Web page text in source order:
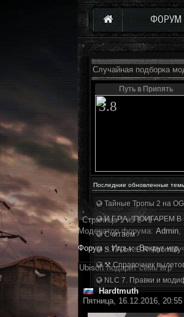
ФОРУМ
Случайная подборка
Путь в Припять
3.8
Последние обновленные
Тайные Тропы 2 на
И.Г.Р.А. "ПОИГАРЕМ В
Считаем
S.T.A.L.K.E.R. Anomaly
⚒ Справочник
NLC 7. Правки и
Страница1из1
1
Модератор форума: Аdmin,
Форум » Игры » Вокруг игр
Ubisoft подарит семь игр
Hardtmuth
Пятница, 16.12.2016,